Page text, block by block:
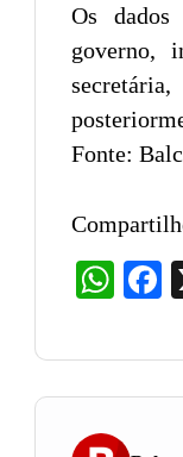
Os dados
governo,
Fonte: